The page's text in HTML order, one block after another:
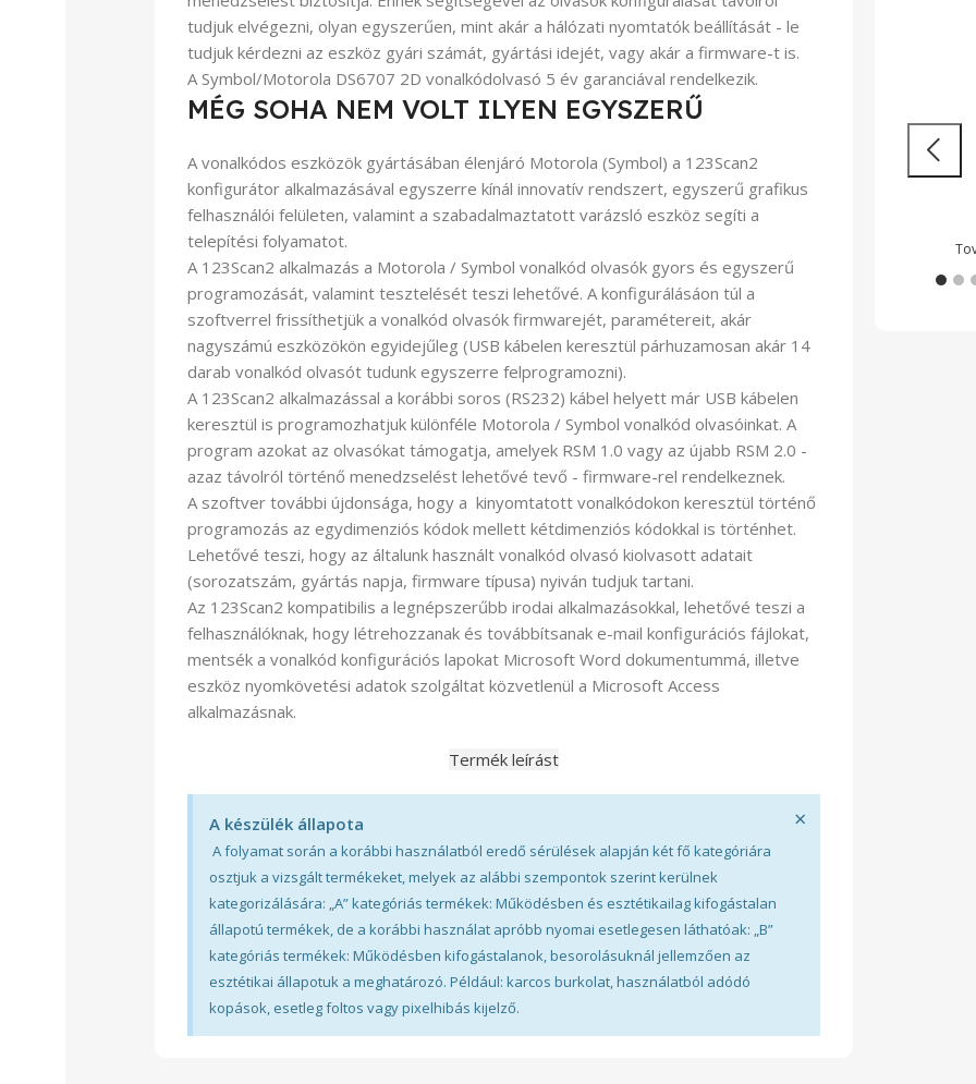
tudjuk elvégezni, olyan egyszerűen, mint akár a hálózati nyomtatók beállítását - le
tudjuk kérdezni az eszköz gyári számát, gyártási idejét, vagy akár a firmware-t is.
A Symbol/Motorola DS6707 2D vonalkódolvasó 5 év garanciával rendelkezik.
MÉG SOHA NEM VOLT ILYEN EGYSZERŰ
A vonalkódos eszközök gyártásában élenjáró Motorola (Symbol) a 123Scan2
konfigurátor alkalmazásával egyszerre kínál innovatív rendszert, egyszerű grafikus
felhasználói felületen, valamint a szabadalmaztatott varázsló eszköz segíti a
telepítési folyamatot.
A 123Scan2 alkalmazás a Motorola / Symbol vonalkód olvasók gyors és egyszerű
programozását, valamint tesztelését teszi lehetővé. A konfigurálásáon túl a
szoftverrel frissíthetjük a vonalkód olvasók firmwarejét, paramétereit, akár
nagyszámú eszközökön egyidejűleg (USB kábelen keresztül párhuzamosan akár 14
darab vonalkód olvasót tudunk egyszerre felprogramozni).
A 123Scan2 alkalmazással a korábbi soros (RS232) kábel helyett már USB kábelen
keresztül is programozhatjuk különféle Motorola / Symbol vonalkód olvasóinkat. A
program azokat az olvasókat támogatja, amelyek RSM 1.0 vagy az újabb RSM 2.0 -
azaz távolról történő menedzselést lehetővé tevő - firmware-rel rendelkeznek.
A szoftver további újdonsága, hogy a kinyomtatott vonalkódokon keresztül történő
programozás az egydimenziós kódok mellett kétdimenziós kódokkal is történhet.
Lehetővé teszi, hogy az általunk használt vonalkód olvasó kiolvasott adatait
(sorozatszám, gyártás napja, firmware típusa) nyiván tudjuk tartani.
Az 123Scan2 kompatibilis a legnépszerűbb irodai alkalmazásokkal, lehetővé teszi a
felhasználóknak, hogy létrehozzanak és továbbítsanak e-mail konfigurációs fájlokat,
mentsék a vonalkód konfigurációs lapokat Microsoft Word dokumentummá, illetve
eszköz nyomkövetési adatok szolgáltat közvetlenül a Microsoft Access
alkalmazásnak.
Termék leírást
A készülék állapota
A folyamat során a korábbi használatból eredő sérülések alapján két fő kategóriára
osztjuk a vizsgált termékeket, melyek az alábbi szempontok szerint kerülnek
kategorizálására: „A” kategóriás termékek: Működésben és esztétikailag kifogástalan
állapotú termékek, de a korábbi használat apróbb nyomai esetlegesen láthatóak: „B”
kategóriás termékek: Működésben kifogástalanok, besorolásuknál jellemzően az
esztétikai állapotuk a meghatározó. Például: karcos burkolat, használatból adódó
kopások, esetleg foltos vagy pixelhibás kijelző.
×
Strapabíró Laptopok
Sokoldalúság és
áttörő teljesítmény
Tovább
Zeus